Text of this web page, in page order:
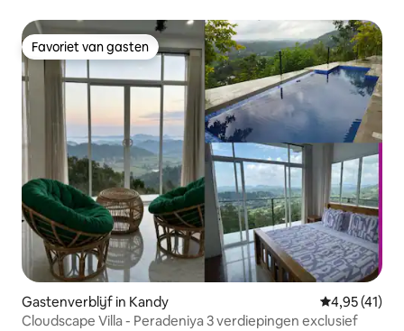
Favoriet van gasten
Favoriet van gasten
Gastenverblijf in Kandy Gemiddelde
4,95 (41)
Cloudscape Villa - Peradeniya 3 verdiepingen exclusief